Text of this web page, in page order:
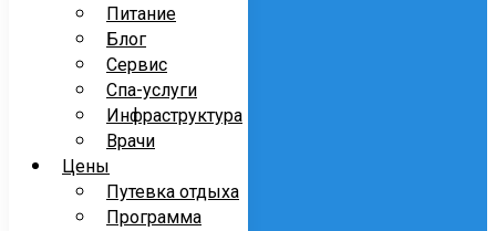
Питание
Блог
Сервис
Спа-услуги
Инфраструктура
Врачи
Цены
Путевка отдыха
Программа